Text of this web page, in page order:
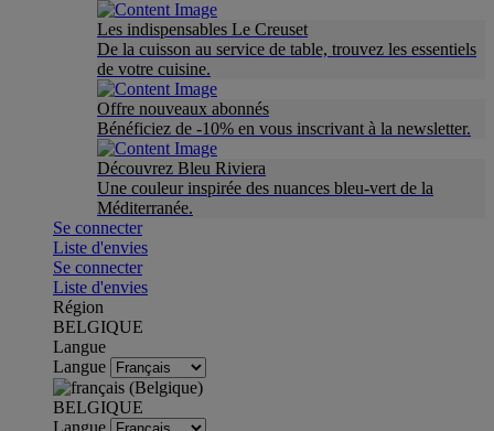
Les indispensables Le Creuset
De la cuisson au service de table, trouvez les essentiels
de votre cuisine.
Offre nouveaux abonnés
Bénéficiez de -10% en vous inscrivant à la newsletter.
Découvrez Bleu Riviera
Une couleur inspirée des nuances bleu-vert de la
Méditerranée.
Se connecter
Liste d'envies
Se connecter
Liste d'envies
Région
BELGIQUE
Langue
Langue
BELGIQUE
Langue